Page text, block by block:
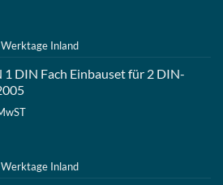
Inland
1 DIN Fach Einbauset für 2 DIN-
Inland